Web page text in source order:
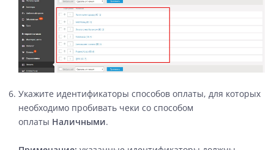
Укажите идентификаторы способов оплаты, для которых
необходимо пробивать чеки со способом
оплаты Наличными.